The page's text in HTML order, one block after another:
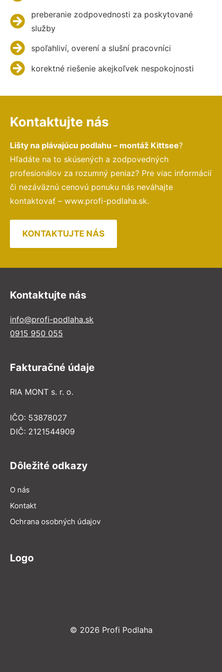
preberanie zodpovednosti za poskytované
služby
spoľahliví, overení a slušní pracovníci
korektné riešenie akejkoľvek nespokojnosti
Kontaktujte nás
Lišty na plávajúcu podlahu – montáž Kittsee?
Hľadáte na to skúsených a zodpovedných
profesionálov za rozumný peniaz? Pre viac informácií
či nezáväznú cenovú ponuku nás neváhajte
kontaktovať – www.profi-podlaha.sk.
KONTAKTUJTE NÁS
Kontaktujte nás
info@profi-podlaha.sk
0915 950 055
Fakturačné údaje
RIA MONT s. r. o.
IČO: 53878027
DIČ: 2121544909
Dôležité odkazy
O nás
Kontakt
Ochrana osobných údajov
Logo
© 2026 Profi Podlaha